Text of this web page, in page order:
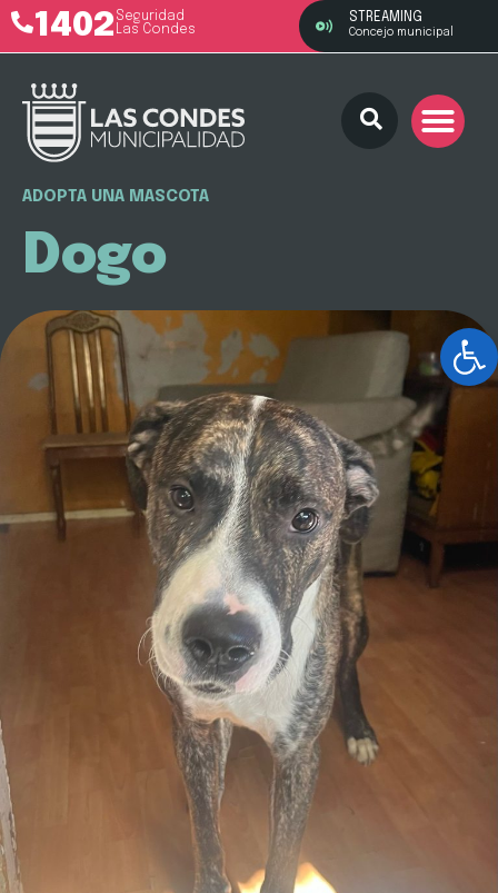
1402 Seguridad
Las Condes
STREAMING
Concejo municipal
ADOPTA UNA MASCOTA
Dogo